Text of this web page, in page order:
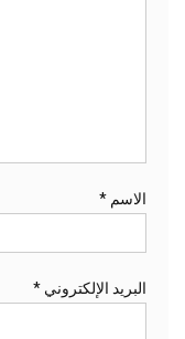
الاسم *
البريد الإلكتروني *